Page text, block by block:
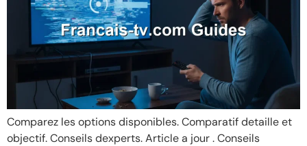
Comparez les options disponibles. Comparatif detaille et
objectif. Conseils dexperts. Article a jour . Conseils